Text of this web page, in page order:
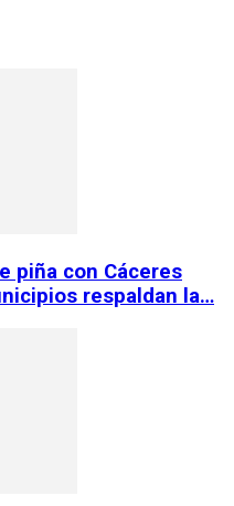
piña con Cáceres
respaldan la…